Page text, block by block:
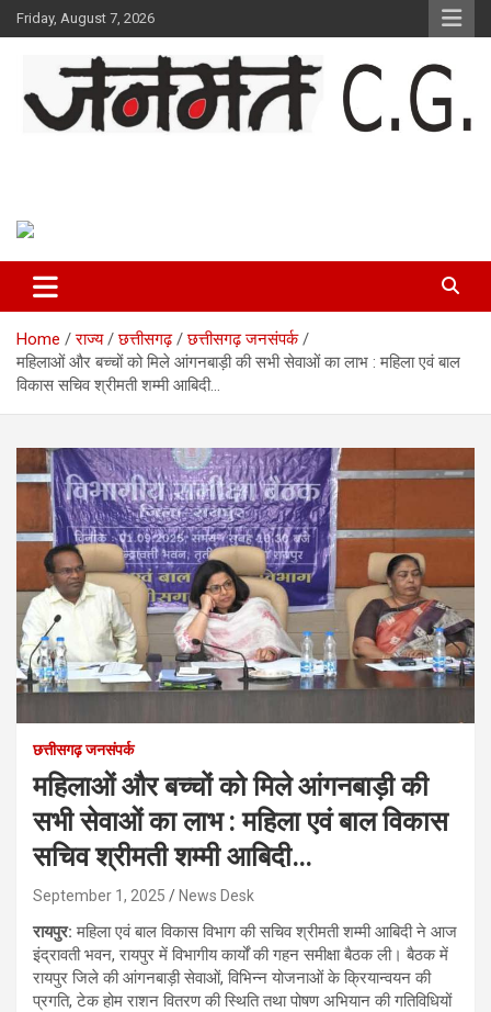
Skip
to
Friday, August 7, 2026
Home राज्य छत्तीसगढ़
छत्तीसगढ़ जनसंपर्क
महिलाओं और बच्चों को मिले आंगनबाड़ी की सभी सेवाओं का लाभ : महिला एवं बाल
विकास सचिव श्रीमती शम्मी आबिदी…
छत्तीसगढ़ जनसंपर्क
महिलाओं और बच्चों को मिले आंगनबाड़ी की
सभी सेवाओं का लाभ : महिला एवं बाल विकास
सचिव श्रीमती शम्मी आबिदी…
September 1, 2025 News Desk
रायपुर:महिला एवं बाल विकास विभाग की सचिव श्रीमती शम्मी आबिदी ने आज
इंद्रावती भवन, रायपुर में विभागीय कार्यों की गहन समीक्षा बैठक ली। बैठक में
रायपुर जिले की आंगनबाड़ी सेवाओं, विभिन्न योजनाओं के क्रियान्वयन की
प्रगति, टेक होम राशन वितरण की स्थिति तथा पोषण अभियान की गतिविधियों